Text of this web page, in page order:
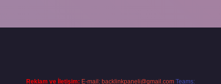
Reklam ve İletişim: E-mail: backlinkpaneli@gmail.com Teams: